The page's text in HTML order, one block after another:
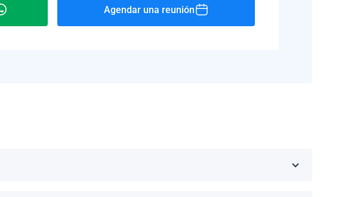
Agendar una reunión